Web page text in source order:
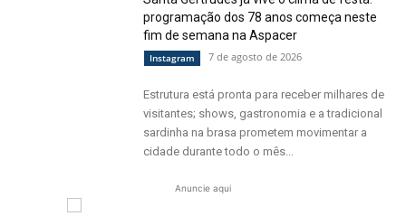
programação dos 78 anos começa neste
fim de semana na Aspacer
Instagram 7 de agosto de 2026
Estrutura está pronta para receber milhares de
visitantes; shows, gastronomia e a tradicional
sardinha na brasa prometem movimentar a
cidade durante todo o mês...
Anuncie aqui